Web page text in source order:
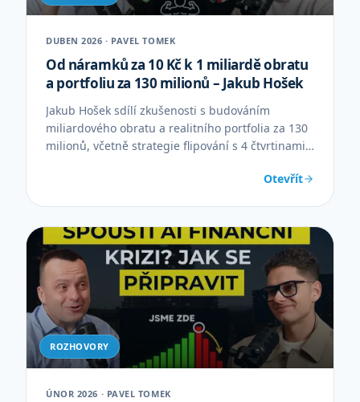
DUBEN 2026 · PAVEL TOMEK
Od náramků za 10 Kč k 1 miliardě obratu
a portfoliu za 130 milionů – Jakub Hošek
Jakub Hošek sdílí zkušenosti s budováním
miliardového obratu a realitního portfolia za 130
milionů, včetně strategie flipování s 4 čtvrtinami
Otevřít
ROZHOVORY
ÚNOR 2026 · PAVEL TOMEK